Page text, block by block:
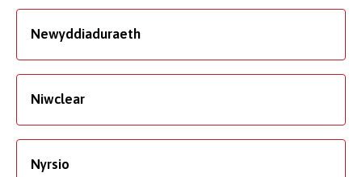
Newyddiaduraeth
Niwclear
Nyrsio